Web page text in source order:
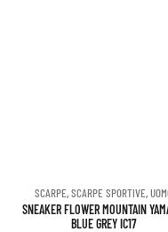
SCARPE,SCARPE SPORTIVE,
SNEAKER FLOWER MOUNTAIN
BLUE GREY IC17